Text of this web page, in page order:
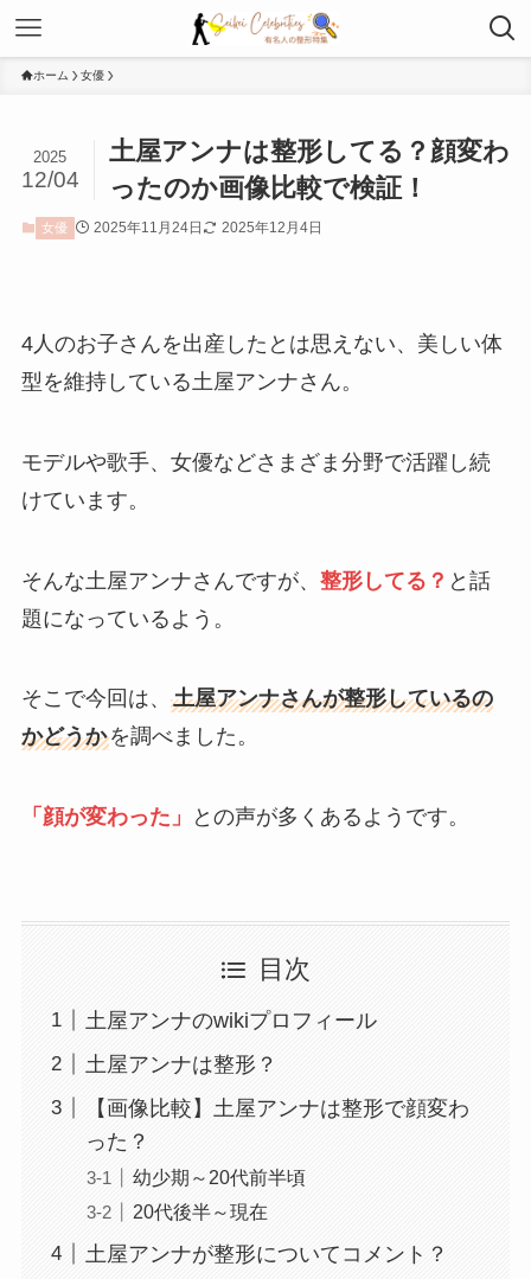
ホーム 女優
土屋アンナは整形してる？顔変わ
ったのか画像比較で検証！
2025
12/04
女優 2025年11月24日 2025年12月4日
4人のお子さんを出産したとは思えない、美しい体
型を維持している土屋アンナさん。
モデルや歌手、女優などさまざま分野で活躍し続
けています。
そんな土屋アンナさんですが、 整形してる？ と話
題になっているよう。
そこで今回は、 土屋アンナさんが整形しているの
かどうかを調べました。
「 顔が変わった」 との声が多くあるようです。
目次
土屋アンナのwikiプロフィール
土屋アンナは整形？
【画像比較】土屋アンナは整形で顔変わ
った？
幼少期～20代前半頃
20代後半～現在
土屋アンナが整形についてコメント？